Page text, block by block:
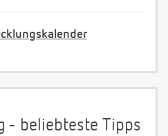
- beliebteste Tipps